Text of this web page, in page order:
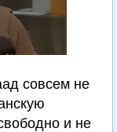
совсем не
и не